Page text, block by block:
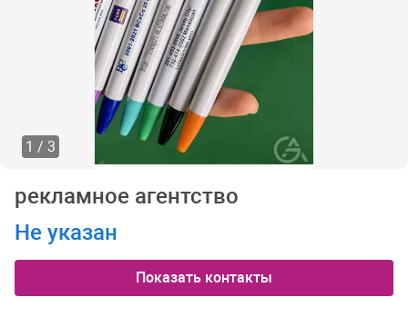
1 3
рекламное агентство
Не указан
Показать контакты